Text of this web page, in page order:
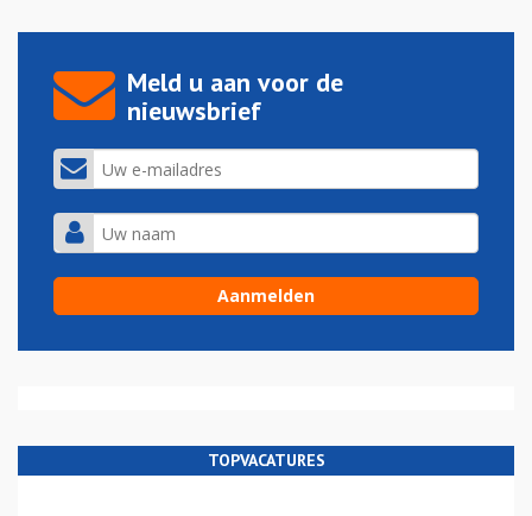
Meld u aan voor de
nieuwsbrief
TOPVACATURES